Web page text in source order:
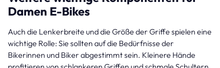
Damen E-Bikes
Auch die Lenkerbreite und die Größe der Griffe spielen eine
wichtige Rolle: Sie sollten auf die Bedürfnisse der
Bikerinnen und Biker abgestimmt sein. Kleinere Hände